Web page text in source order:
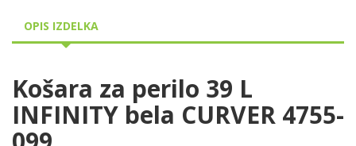
OPIS IZDELKA
Košara za perilo 39 L
INFINITY bela CURVER 4755-